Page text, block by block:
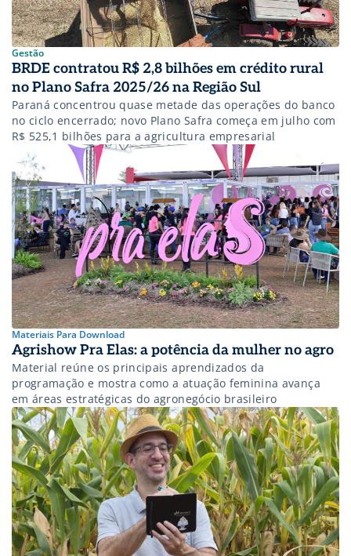
Gestão
BRDE contratou R$ 2,8 bilhões em crédito rural
no Plano Safra 2025/26 na Região Sul
Paraná concentrou quase metade das operações do banco
no ciclo encerrado; novo Plano Safra começa em julho com
R$ 525,1 bilhões para a agricultura empresarial
Materiais Para Download
Agrishow Pra Elas: a potência da mulher no agro
Material reúne os principais aprendizados da
programação e mostra como a atuação feminina avança
em áreas estratégicas do agronegócio brasileiro